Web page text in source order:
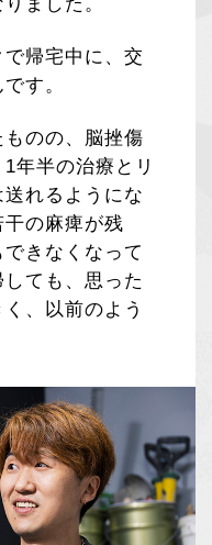
帰宅中に、交
す。
のの、脳挫傷
年半の治療とリ
れるようにな
の麻痺が残
きなくなって
ても、思った
、以前のよう